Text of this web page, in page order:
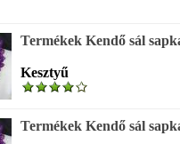
Termékek Kendő sál
Kesztyű
Termékek Kendő sál